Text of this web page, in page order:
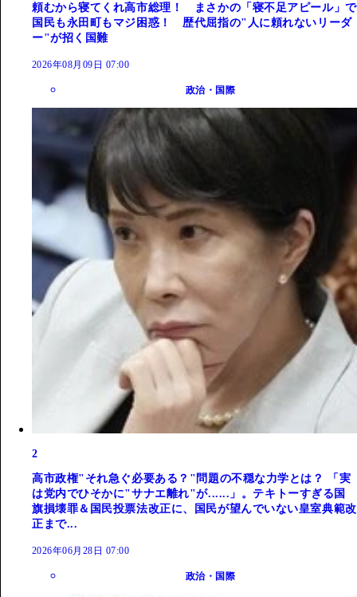
頼むから寝てくれ高市総理！ まさかの「寝不足アピール」で
国民も永田町もマジ困惑！ 歴代屈指の"人に頼れないリーダ
ー"が招く国難
2026年08月09日 07:00
政治・国際
2
高市政権"それ急ぐ必要ある？"問題の不穏な力学とは？ 「実
は党内でひそかに"サナエ離れ"が......」。テキトーすぎる国
旗損壊罪＆国民投票法改正に、国民が望んでいない皇室典範改
正まで...
2026年06月28日 07:00
政治・国際